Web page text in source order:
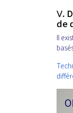
Ⅴ.
de
Il